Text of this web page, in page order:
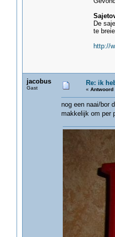
De
te
http://
jacobus
Gast
Re: ik
« Antwoord
nog een naai/bor
makkelijk om